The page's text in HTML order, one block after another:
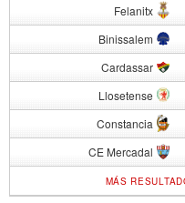
Felanitx
Binissalem
Cardassar
Llosetense
Constancia
CE Mercadal
MÁS